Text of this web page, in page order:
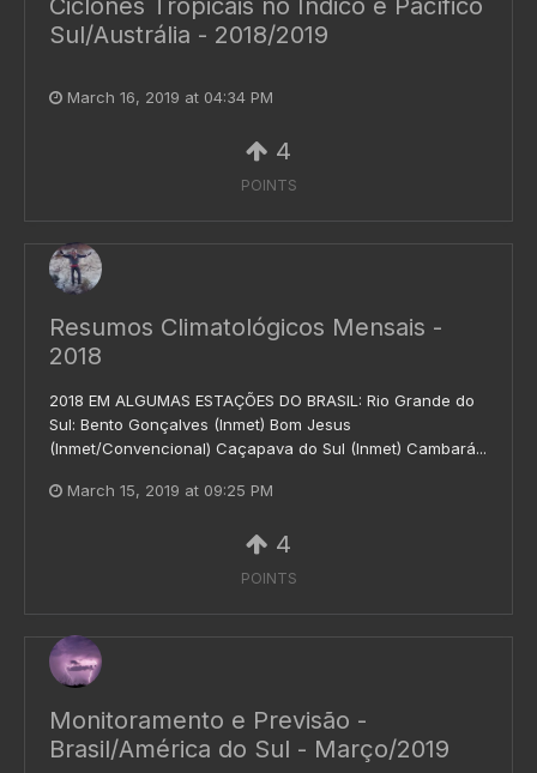
Ciclones Tropicais no Índico e Pacífico
Sul/Austrália - 2018/2019
March 16, 2019 at 04:34 PM
4
POINTS
Resumos Climatológicos Mensais -
2018
2018 EM ALGUMAS ESTAÇÕES DO BRASIL: Rio Grande do
Sul: Bento Gonçalves (Inmet) Bom Jesus
(Inmet/Convencional) Caçapava do Sul (Inmet) Cambará...
March 15, 2019 at 09:25 PM
4
POINTS
Monitoramento e Previsão -
Brasil/América do Sul - Março/2019